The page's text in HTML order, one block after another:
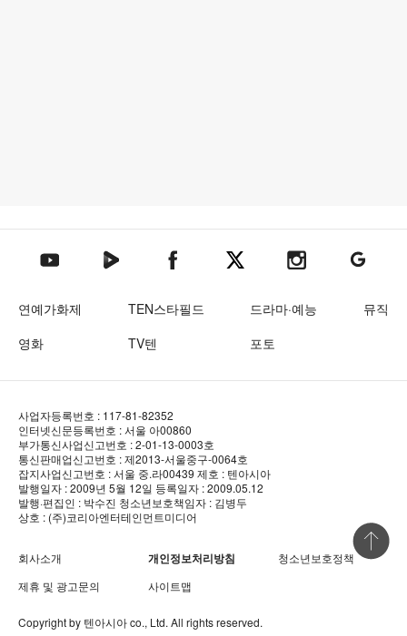
텐아시아 유튜브텐아시아 네이버TV텐아시아 페이스북텐아시아 엑스텐아시아 인스타그램
텐아시아
연예가화제 TEN스타필드 드라마·예능
뮤직
영화
TV텐 포토
사업자등록번호 : 117-81-82352
인터넷신문등록번호 : 서울 아00860
부가통신사업신고번호 : 2-01-13-0003호
통신판매업신고번호 : 제2013-서울중구-0064호
잡지사업신고번호 : 서울 중.라00439 제호 : 텐아시아
발행일자 : 2009년 5월 12일 등록일자 : 2009.05.12
발행·편집인 : 박수진 청소년보호책임자 : 김병두
상호 : (주)코리아엔터테인먼트미디어
회사소개 개인정보처리방침
청소년보호정책
제휴 및 광고문의
사이트맵
Copyright by 텐아시아co., Ltd. All rights reserved.
상단 바로